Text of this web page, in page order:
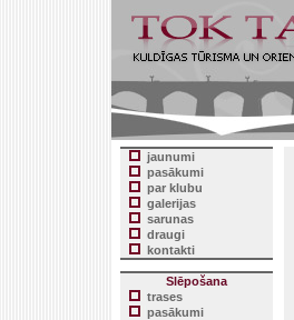
jaunumi
pasākumi
par klubu
galerijas
sarunas
draugi
kontakti
Slēpošana
trases
pasākumi